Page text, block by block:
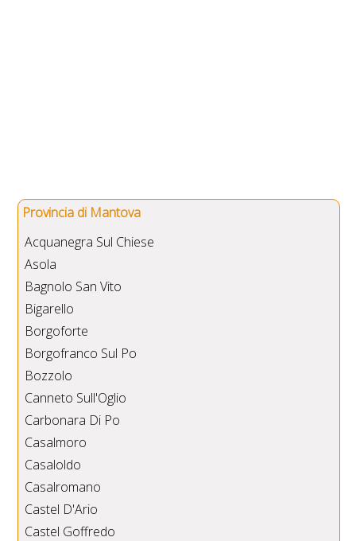
Provincia di Mantova
Acquanegra Sul Chiese
Asola
Bagnolo San Vito
Bigarello
Borgoforte
Borgofranco Sul Po
Bozzolo
Canneto Sull'Oglio
Carbonara Di Po
Casalmoro
Casaloldo
Casalromano
Castel D'Ario
Castel Goffredo